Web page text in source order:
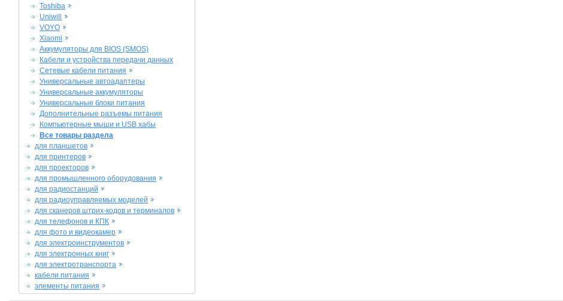
Toshiba
Uniwill
VOYO
Xiaomi
Аккумуляторы для BIOS (SMOS)
Кабели и устройства передачи данных
Сетевые кабели питания
Универсальные автоадаптеры
Универсальные аккумуляторы
Универсальные блоки питания
Дополнительные разъемы питания
Компьютерные мыши и USB хабы
Все товары раздела
для планшетов
для принтеров
для проекторов
для промышленного оборудования
для радиостанций
для радиоуправляемых моделей
для сканеров штрих-кодов и терминалов
для телефонов и КПК
для фото и видеокамер
для электроинструментов
для электронных книг
для электротранспорта
кабели питания
элементы питания